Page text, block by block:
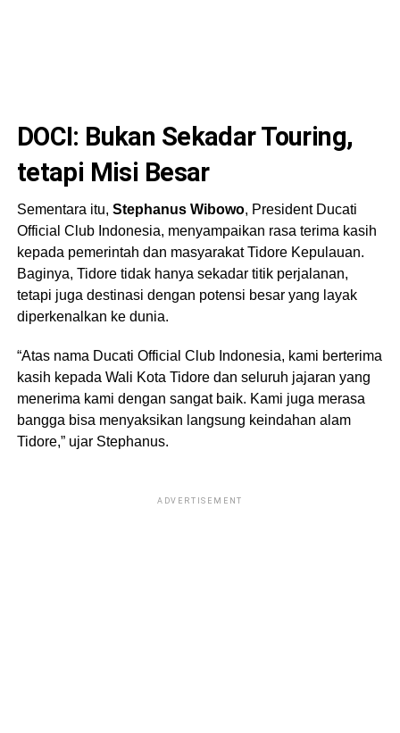
DOCI: Bukan Sekadar Touring,
tetapi Misi Besar
Sementara itu, Stephanus Wibowo, President Ducati
Official Club Indonesia, menyampaikan rasa terima kasih
kepada pemerintah dan masyarakat Tidore Kepulauan.
Baginya, Tidore tidak hanya sekadar titik perjalanan,
tetapi juga destinasi dengan potensi besar yang layak
diperkenalkan ke dunia.
“Atas nama Ducati Official Club Indonesia, kami berterima
kasih kepada Wali Kota Tidore dan seluruh jajaran yang
menerima kami dengan sangat baik. Kami juga merasa
bangga bisa menyaksikan langsung keindahan alam
Tidore,” ujar Stephanus.
ADVERTISEMENT